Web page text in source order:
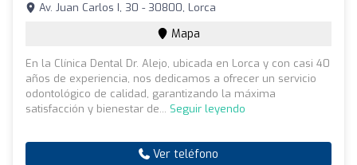
Av. Juan Carlos I, 30 - 30800, Lorca
Mapa
En la Clínica Dental Dr. Alejo, ubicada en Lorca y con casi 40
años de experiencia, nos dedicamos a ofrecer un servicio
odontológico de calidad, garantizando la máxima
satisfacción y bienestar de... Seguir leyendo
Ver teléfono